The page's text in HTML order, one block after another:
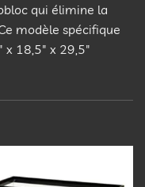
qui élimine la
modèle spécifique
18,5″ x 29,5″